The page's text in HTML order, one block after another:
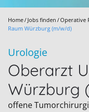
Home Jobs finden Operative
Raum Würzburg (m/w/d)
Urologie
Oberarzt
offene